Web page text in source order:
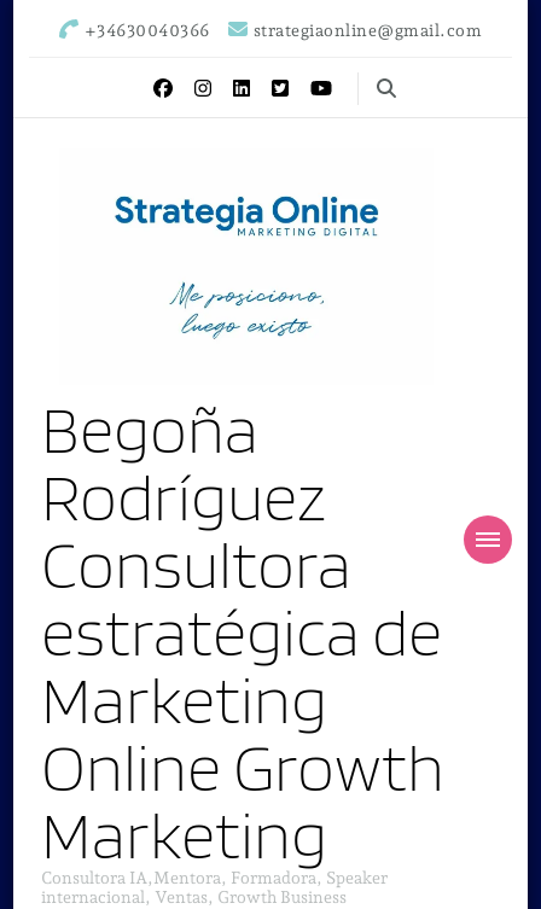
+34630040366 strategiaonline@gmail.com
Begoña
Rodríguez
Consultora
estratégica de
Marketing
Online Growth
Marketing
Consultora IA,Mentora, Formadora, Speaker
internacional, Ventas, Growth Business